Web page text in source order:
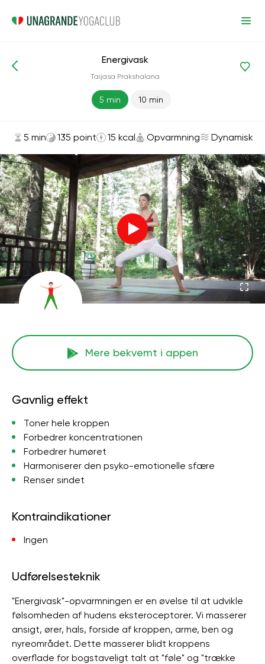
Asanas og øvelser Opvarmning
Energivask
Taijasa Prakshalana
5 min 10 min
5 min 135 point 15 kcal Opvarmning Dynamisk
Mere bekvemt i appen
Gavnlig effekt
Toner hele kroppen
Forbedrer koncentrationen
Forbedrer humøret
Harmoniserer den psyko-emotionelle sfære
Renser sindet
Kontraindikationer
Ingen
Udførelsesteknik
"Energivask"-opvarmningen er en øvelse til at udvikle
følsomheden af ​​hudens eksteroceptorer. Vi masserer
ansigt, ører, hals, forside af kroppen, arme, ben og
nyreområdet. Dette masserer blidt kroppens
overflade for bogstaveligt talt at "føle" og "trække